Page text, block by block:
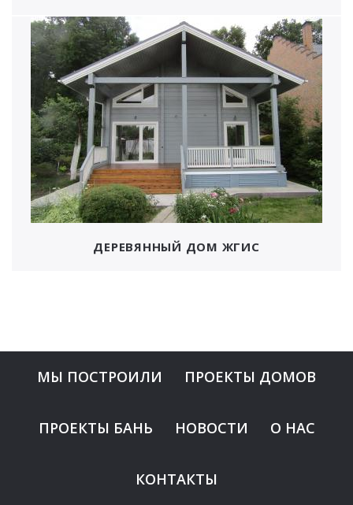
ДЕРЕВЯННЫЙ ДОМ ЖГИС
МЫ ПОСТРОИЛИ ПРОЕКТЫ ДОМОВ
ПРОЕКТЫ БАНЬ НОВОСТИ О НАС
КОНТАКТЫ